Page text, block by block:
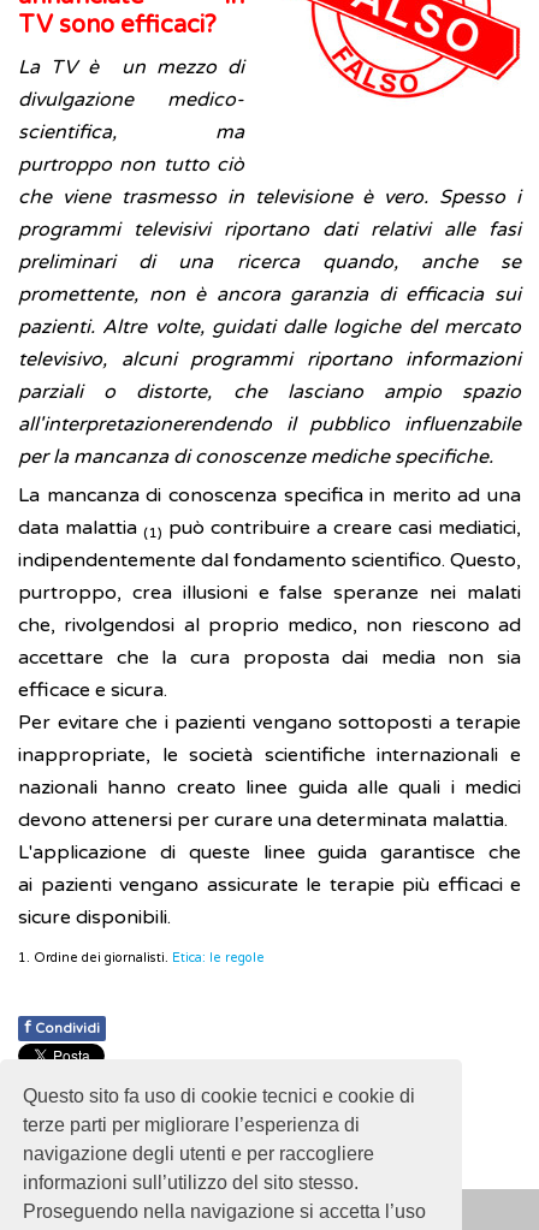
Questo sito fa uso di cookie tecnici e cookie di
terze parti per migliorare l’esperienza di
navigazione degli utenti e per raccogliere
informazioni sull’utilizzo del sito stesso.
Proseguendo nella navigazione si accetta l’uso
TV sono efficaci?
La TV è un mezzo di
divulgazione medico-
scientifica, ma
purtroppo non tutto ciò
che viene trasmesso in televisione è vero. Spesso i
programmi televisivi riportano dati relativi alle fasi
preliminari di una ricerca quando, anche se
promettente, non è ancora garanzia di efficacia sui
pazienti. Altre volte, guidati dalle logiche del mercato
televisivo, alcuni programmi riportano informazioni
parziali o distorte, che lasciano ampio spazio
all'interpretazionerendendo il pubblico influenzabile
per la mancanza di conoscenze mediche specifiche.
La mancanza di conoscenza specifica in merito ad una
data malattia (1) può contribuire a creare casi mediatici,
indipendentemente dal fondamento scientifico. Questo,
purtroppo, crea illusioni e false speranze nei malati
che, rivolgendosi al proprio medico, non riescono ad
accettare che la cura proposta dai media non sia
efficace e sicura.
Per evitare che i pazienti vengano sottoposti a terapie
inappropriate, le società scientifiche internazionali e
nazionali hanno creato linee guida alle quali i medici
devono attenersi per curare una determinata malattia.
L'applicazione di queste linee guida garantisce che
ai pazienti vengano assicurate le terapie più efficaci e
sicure disponibili.
1. Ordine dei giornalisti. Etica: le regole
f Condividi
Pubblicato: 28 Febbraio 2018
- Ultimo aggiornamento: 30 Ottobre 2024